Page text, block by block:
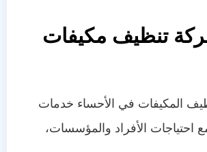
تنظيف مكيفات
المكيفات في الأحساء خدمات
احتياجات الأفراد والمؤسسات،